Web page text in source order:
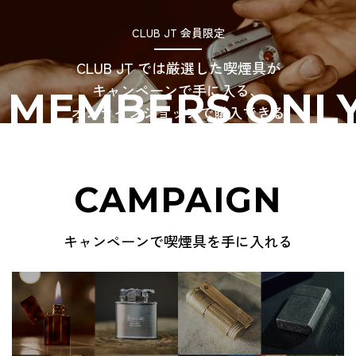
CLUB JT 会員限定
CLUB JT では厳選した喫煙具が
キャンペーンで手に入る、
オンラインショップで購入できる
ONLY
CAMPAIGN
キャンペーンで喫煙具を手に入れる